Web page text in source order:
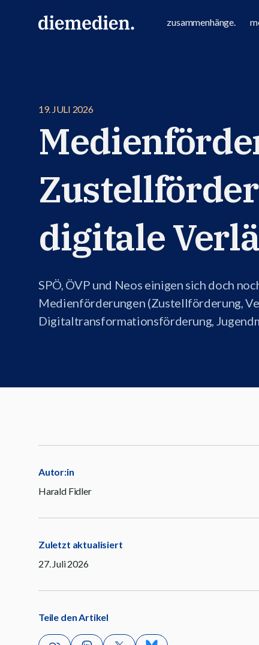
zusammenhänge.
19. JULI 2026
digitale
SPÖ, ÖVP und Neos einigen sich doch
Medienförderungen (Zustellförderung,
Digitaltransformationsförderung,
Autor:in
Harald Fidler
Zuletzt aktualisiert
27. Juli 2026
Teile den Artikel